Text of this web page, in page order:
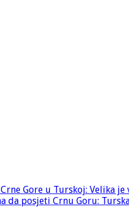
Gore u Turskoj: Velika
da posjeti Crnu Goru: